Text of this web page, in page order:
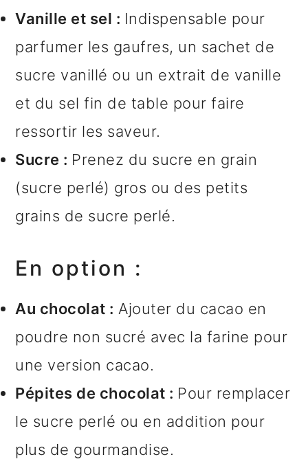
Vanille et sel : Indispensable pour
parfumer les gaufres, un sachet de
sucre vanillé ou un extrait de vanille
et du sel fin de table pour faire
ressortir les saveur.
Sucre : Prenez du sucre en grain
(sucre perlé) gros ou des petits
grains de sucre perlé.
En option :
Au chocolat : Ajouter du cacao en
poudre non sucré avec la farine pour
une version cacao.
Pépites de chocolat : Pour remplacer
le sucre perlé ou en addition pour
plus de gourmandise.